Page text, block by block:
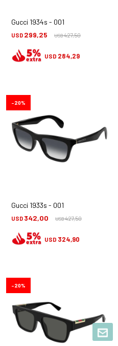
Gucci 1934s - 001
USD 299,25 USD427,50
USD 284,29
Gucci 1933s - 001
USD 342,00 USD427,50
20
USD 324,90
20